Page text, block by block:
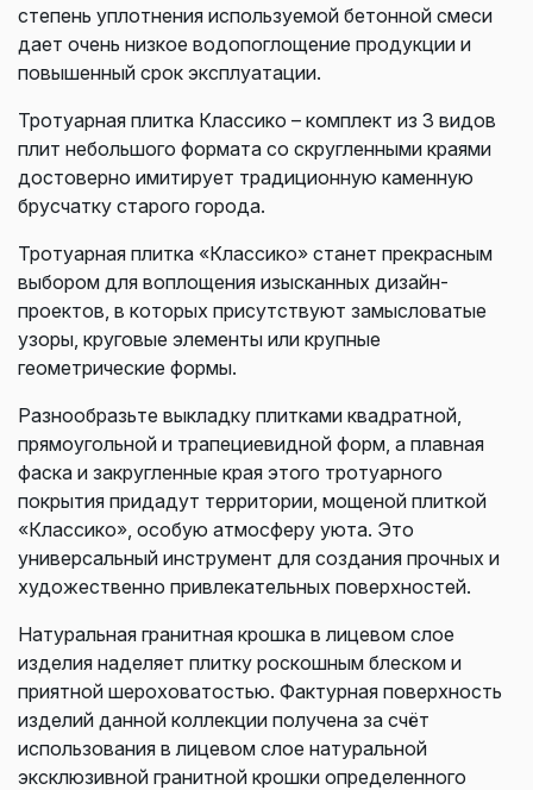
степень уплотнения используемой бетонной смеси
дает очень низкое водопоглощение продукции и
повышенный срок эксплуатации.
Тротуарная плитка Классико – комплект из 3 видов
плит небольшого формата со скругленными краями
достоверно имитирует традиционную каменную
брусчатку старого города.
Тротуарная плитка «Классико» станет прекрасным
выбором для воплощения изысканных дизайн-
проектов, в которых присутствуют замысловатые
узоры, круговые элементы или крупные
геометрические формы.
Разнообразьте выкладку плитками квадратной,
прямоугольной и трапециевидной форм, а плавная
фаска и закругленные края этого тротуарного
покрытия придадут территории, мощеной плиткой
«Классико», особую атмосферу уюта. Это
универсальный инструмент для создания прочных и
художественно привлекательных поверхностей.
Натуральная гранитная крошка в лицевом слое
изделия наделяет плитку роскошным блеском и
приятной шероховатостью. Фактурная поверхность
изделий данной коллекции получена за счёт
использования в лицевом слое натуральной
эксклюзивной гранитной крошки определенного